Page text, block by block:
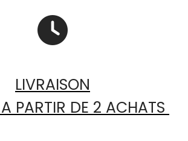

LIVRAISON
PARTIR DE 2 ACHATS